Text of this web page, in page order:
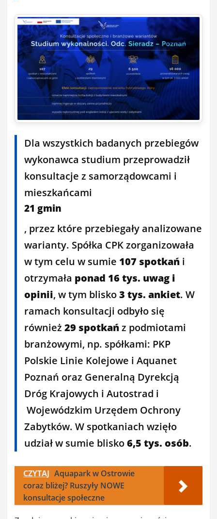
Dla wszystkich badanych przebiegów
wykonawca studium przeprowadził
konsultacje z samorządowcami i
mieszkańcami
21 gmin
, przez które przebiegały analizowane
warianty. Spółka CPK zorganizowała
w tym celu w sumie 107 spotkań i
otrzymała ponad 16 tys. uwag i
opinii, w tym blisko3 tys. ankiet. W
ramach konsultacji odbyło się
również 29 spotkańz podmiotami
branżowymi, np. spółkami: PKP
Polskie Linie Kolejowe i Aquanet
Poznań oraz Generalną Dyrekcją
Dróg Krajowych i Autostrad i
Wojewódzkim Urzędem Ochrony
Zabytków. W spotkaniach wzięło
udział w sumie blisko6,5 tys. osób.
CZYTAJ Aquapark w Ostrowie
coraz bliżej? Ruszyły NOWE
konsultacje społeczne